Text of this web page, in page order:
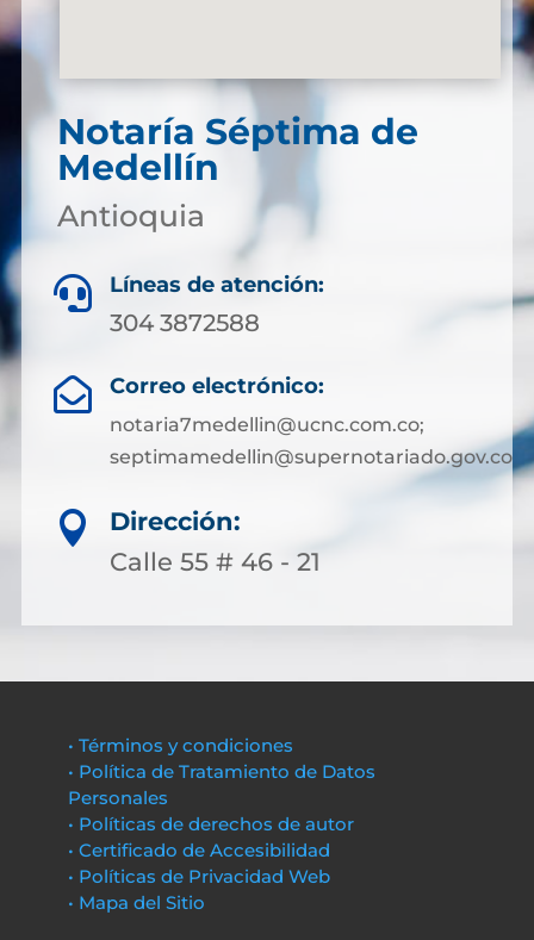
Notaría Séptima de
Medellín
Antioquia
 Líneas de atención:
304 3872588
 Correo electrónico:
notaria7medellin@ucnc.com.co;
septimamedellin@supernotariado.gov.co

Dirección:
Calle 55 # 46 - 21
• Términos y condiciones
• Política de Tratamiento de Datos
Personales
• Políticas de derechos de autor
• Certificado de Accesibilidad
• Políticas de Privacidad Web
• Mapa del Sitio